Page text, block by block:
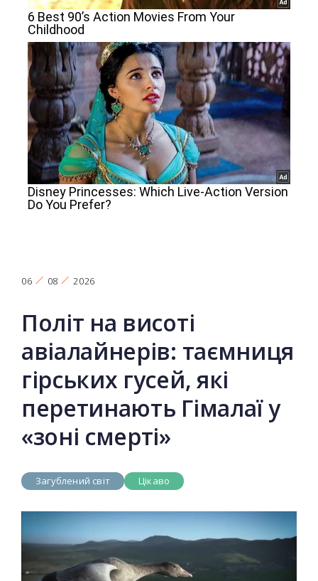
06 08 2026
Політ на висоті
авіалайнерів: таємниця
гірських гусей, які
перетинають Гімалаї у
«зоні смерті»
Загублений світ Цікаво